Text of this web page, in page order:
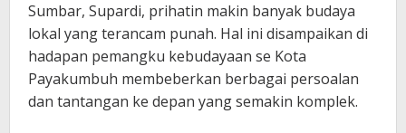
Sumbar, Supardi, prihatin makin banyak budaya
lokal yang terancam punah. Hal ini disampaikan di
hadapan pemangku kebudayaan se Kota
Payakumbuh membeberkan berbagai persoalan
dan tantangan ke depan yang semakin komplek.